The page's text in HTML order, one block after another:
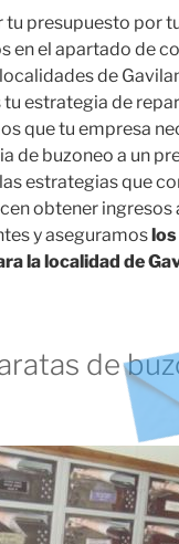
presupuesto por
en el apartado de
de
estrategia de
que tu empresa
de buzoneo a un
estrategias que
obtener ingresos
y aseguramos
la localidad de
de